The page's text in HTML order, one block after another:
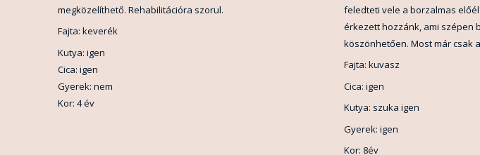
megközelíthető. Rehabilitációra szorul.
Fajta: keverék
Kutya: igen
Cica: igen
Gyerek: nem
Kor: 4 év
feledteti vele a borzalmas
érkezett hozzánk, ami szépen
köszönhetően. Most már csak
Fajta: kuvasz
Cica: igen
Kutya: szuka igen
Gyerek: igen
Kor: 8év